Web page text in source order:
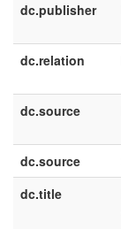
dc.publisher
dc.relation
dc.source
dc.source
dc.title